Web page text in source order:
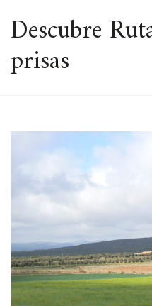
Descubre
prisas